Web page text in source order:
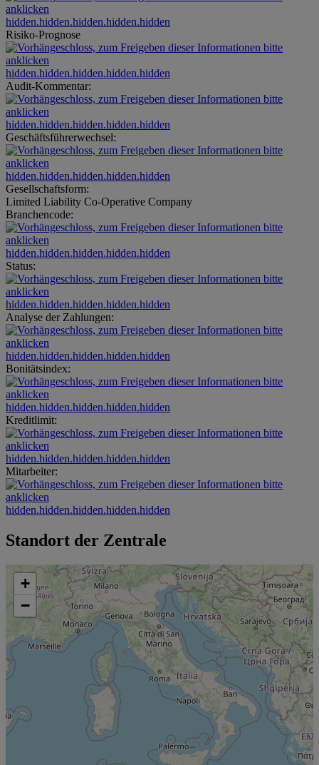
hidden.hidden.hidden.hidden.hidden
Risiko-Prognose
hidden.hidden.hidden.hidden.hidden
Audit-Kommentar:
hidden.hidden.hidden.hidden.hidden
Geschäftsführerwechsel:
hidden.hidden.hidden.hidden.hidden
Gesellschaftsform:
Limited Liability Co-Operative Company
Branchencode:
hidden.hidden.hidden.hidden.hidden
Status:
hidden.hidden.hidden.hidden.hidden
Analyse der Zahlungen:
hidden.hidden.hidden.hidden.hidden
Bonitätsindex:
hidden.hidden.hidden.hidden.hidden
Kreditlimit:
hidden.hidden.hidden.hidden.hidden
Mitarbeiter:
hidden.hidden.hidden.hidden.hidden
Standort der Zentrale
+
−